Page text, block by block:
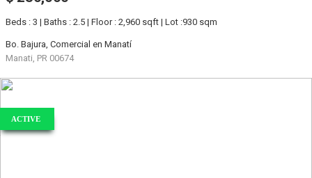
Beds : 3 | Baths : 2.5 | Floor : 2,960 sqft | Lot :930 sqm
Bo. Bajura, Comercial en Manatí
Manati, PR 00674
ACTIVE